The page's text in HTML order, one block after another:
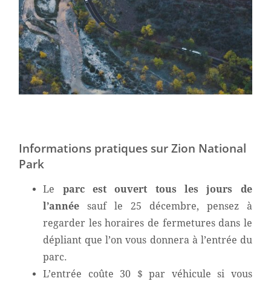
Informations pratiques sur Zion National
Park
Le parc est ouvert tous les jours de
l’année sauf le 25 décembre, pensez à
regarder les horaires de fermetures dans le
dépliant que l’on vous donnera à l’entrée du
parc.
L’entrée coûte 30 $ par véhicule si vous